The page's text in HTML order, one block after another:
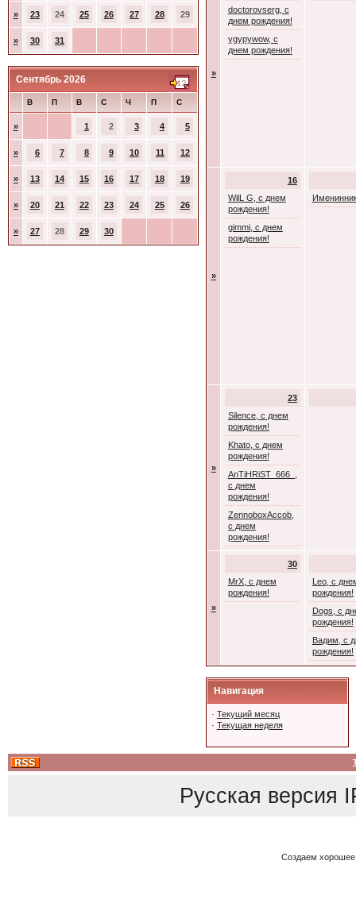
» 23 24 25 26 27 28 29
» 30 31
Сентябрь 2026
В П В С Ч П С
» 1 2 3 4 5
» 6 7 8 9 10 11 12
» 13 14 15 16 17 18 19
» 20 21 22 23 24 25 26
» 27 28 29 30
»
doctorovserg, с
днем рождения!
ygypywow, с
днем рождения!
»
16
WilL G, с днем
рождения!
gimmi, с днем
рождения!
»
23
Silence, с днем
рождения!
Khato, с днем
рождения!
AnTiHRiST_666_,
с днем
рождения!
ZennoboxAccob,
с днем
рождения!
»
30
MrX, с днем
рождения!
Leo, с
рождения!
Dogs, с
рождения!
Вадим, с
рождения!
Навигация
· Текущий месяц
· Текущая неделя
Русская версия
Создаем